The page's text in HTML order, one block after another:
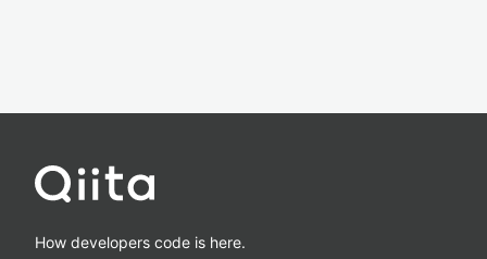
How developers code is here.